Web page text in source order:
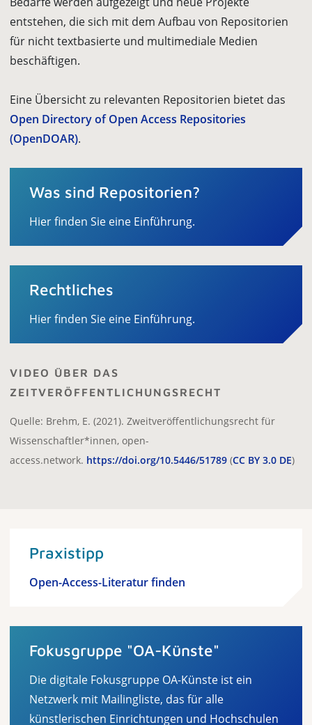
entstehen, die sich mit dem Aufbau von Repositorien
für nicht textbasierte und multimediale Medien
beschäftigen.
Eine Übersicht zu relevanten Repositorien bietet das
Open Directory of Open Access Repositories
(OpenDOAR).
Was sind Repositorien?
Hier finden Sie eine Einführung.
Rechtliches
Hier finden Sie eine Einführung.
VIDEO ÜBER DAS
ZEITVERÖFFENTLICHUNGSRECHT
Quelle: Brehm, E. (2021). Zweitveröffentlichungsrecht für
Wissenschaftler*innen, open-
access.network. https://doi.org/10.5446/51789 (CC BY 3.0 DE)
Praxistipp
Open-Access-Literatur finden
Fokusgruppe "OA-Künste"
Die digitale Fokusgruppe OA-Künste ist ein
Netzwerk mit Mailingliste, das für alle
künstlerischen Einrichtungen und Hochschulen